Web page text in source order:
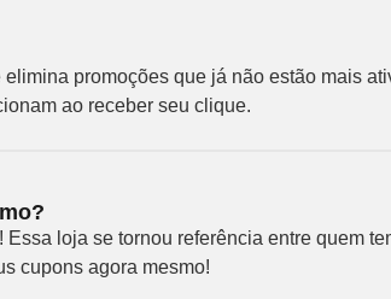
promoções que já não estão mais
ao receber seu clique.
loja se tornou referência entre quem
cupons agora mesmo!